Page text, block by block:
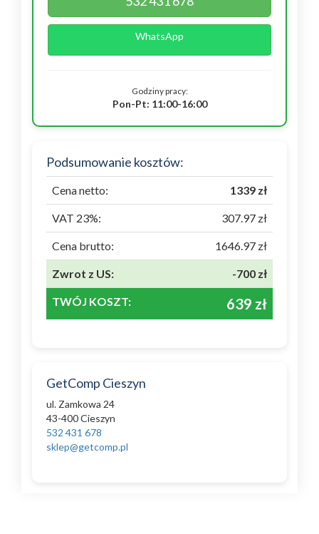
WhatsApp
Godziny pracy:
Pon-Pt: 11:00-16:00
Podsumowanie kosztów:
Cena netto: 1339 zł
VAT 23%: 307.97 zł
Cena brutto: 1646.97 zł
Zwrot z US: -700 zł
TWÓJ KOSZT: 639 zł
GetComp Cieszyn
ul. Zamkowa 24
43-400 Cieszyn
532 431 678
sklep@getcomp.pl